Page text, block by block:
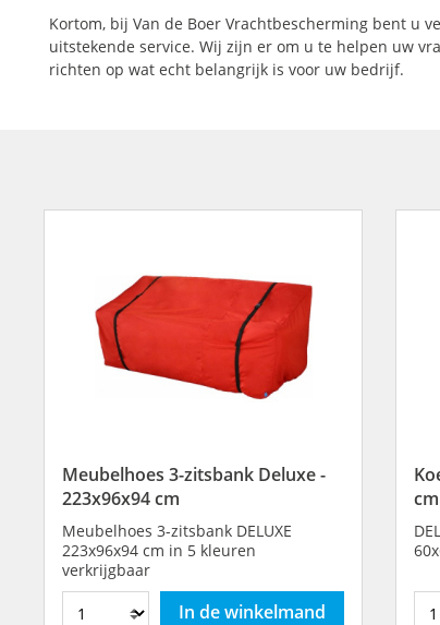
Kortom, bij Van de Boer Vrachtbescherming bent u
uitstekende service. Wij zijn er om u te helpen uw
richten op wat echt belangrijk is voor uw bedrijf.
Meubelhoes 3-zitsbank Deluxe -
223x96x94 cm
Meubelhoes 3-zitsbank DELUXE
223x96x94 cm in 5 kleuren
verkrijgbaar
In de winkelmand
cm